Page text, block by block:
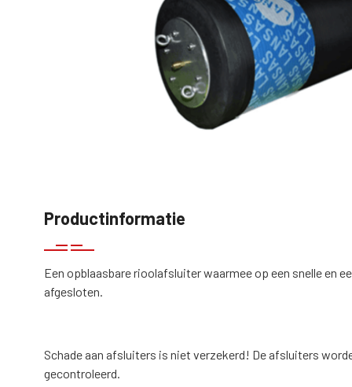
Productinformatie
Een opblaasbare rioolafsluiter waarmee op een snelle en
afgesloten.
Schade aan afsluiters is niet verzekerd! De afsluiters
gecontroleerd.